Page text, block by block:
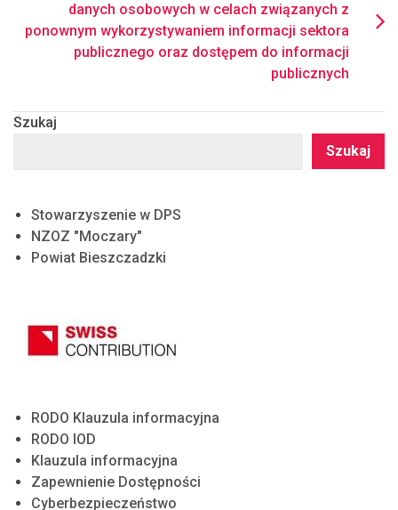
danych osobowych w celach związanych z
ponownym wykorzystywaniem informacji sektora
publicznego oraz dostępem do informacji
publicznych
Szukaj
Szukaj
Stowarzyszenie w DPS
NZOZ "Moczary"
Powiat Bieszczadzki
RODO Klauzula informacyjna
RODO IOD
Klauzula informacyjna
Zapewnienie Dostępności
Cyberbezpieczeństwo